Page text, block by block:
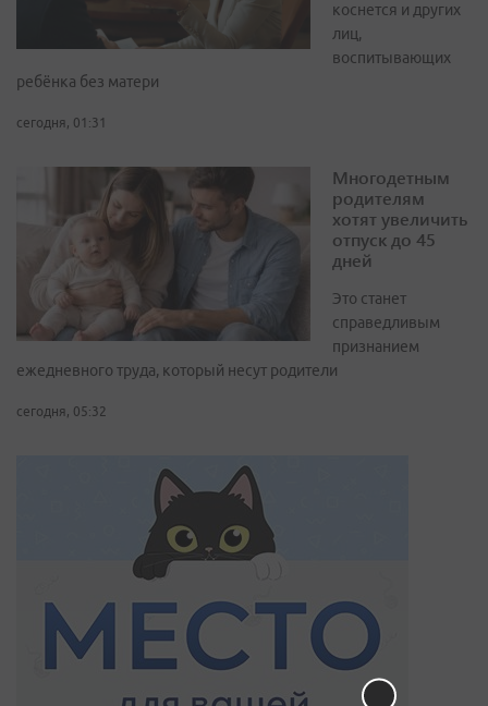
коснется и других
лиц,
воспитывающих
ребёнка без матери
сегодня, 01:31
Многодетным
родителям
хотят увеличить
отпуск до 45
дней
Это станет
справедливым
признанием
ежедневного труда, который несут родители
сегодня, 05:32